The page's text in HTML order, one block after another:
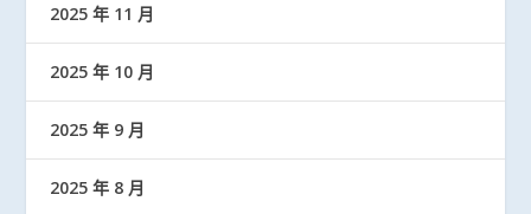
2025 年 11 月
2025 年 10 月
2025 年 9 月
2025 年 8 月